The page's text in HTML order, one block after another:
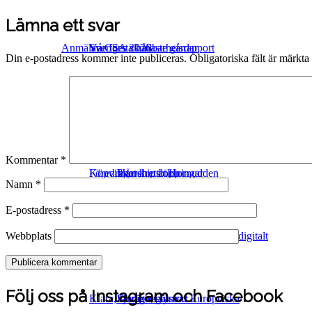
Sveriges skönaste gårdar
Vår första hållbarhetsrapport
Vårt kretslopp
Intership at Hornudden
Föredrag och utbildningar
Föredrag på annan ort eller digitalt
Studiebesök
Fjorgyns systrar
Klara, färdiga, gå med Europeiska
Anmälan CSA 2026
Köpvillkor
navigation
Lämna ett svar
Din e-postadress kommer inte publiceras. Obligatoriska fält är märkta
Kommentar *
Namn *
E-postadress *
Webbplats
Följ oss på Instagram och Facebook